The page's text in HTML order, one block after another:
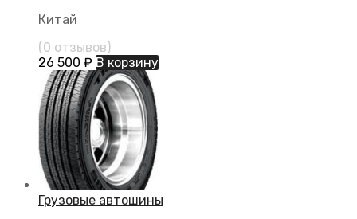
Китай
(0 отзывов)
26 500 ₽ В корзину
Грузовые автошины